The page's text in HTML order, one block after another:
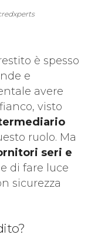
è spesso
e
avere
visto
ruolo. Ma
seri e
di fare luce
sicurezza